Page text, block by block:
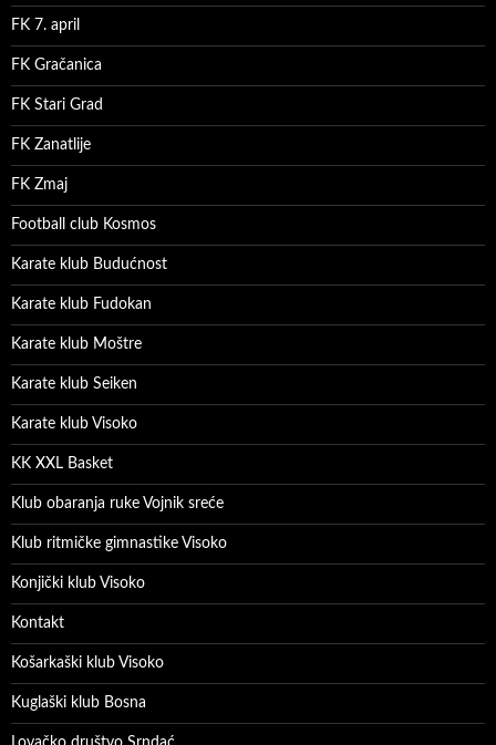
FK 7. april
FK Gračanica
FK Stari Grad
FK Zanatlije
FK Zmaj
Football club Kosmos
Karate klub Budućnost
Karate klub Fudokan
Karate klub Moštre
Karate klub Seiken
Karate klub Visoko
KK XXL Basket
Klub obaranja ruke Vojnik sreće
Klub ritmičke gimnastike Visoko
Konjički klub Visoko
Kontakt
Košarkaški klub Visoko
Kuglaški klub Bosna